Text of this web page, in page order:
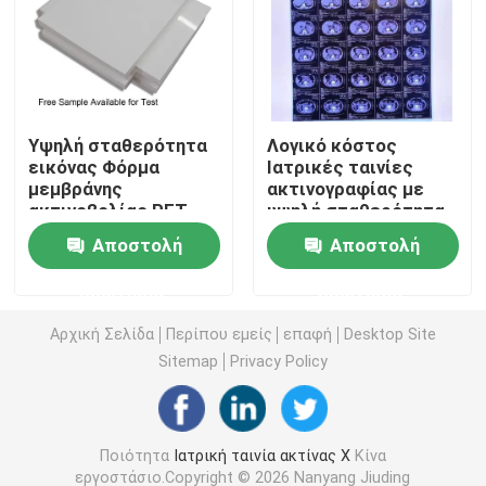
Ταινία ακτίνας X λέιζερ
Ταινία ακτίνας X της PET
Ταινίες οθόνης μεταξιού
rc έγγραφο φωτογραφιών
Ταινία μεταφοράς θερμότητας
ιατρική θερμική ταινία
Υψηλή σταθερότητα
εικόνας Φόρμα
μεμβράνης
ακτινοβολίας PET
Φόρμα βάσης εύλογο
κόστος Σχεδιασμένο
για ιατρική
ακτινογραφίας
Αποστολή
Λογικό κόστος
Ιατρικές ταινίες
ακτινογραφίας με
υψηλή σταθερότητα
εικόνας που
παρέχουν σαφείς και
ακριβείς ιατρικές
Αποστολή
Αρχική Σελίδα Περίπου εμείς επαφή
Desktop Site
Sitemap
Privacy Policy
Ποιότητα Ιατρική ταινία ακτίνας XΚίνα
εργοστάσιο.Copyright © 2026 Nanyang Jiuding